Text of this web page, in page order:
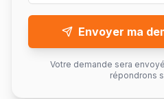
Envoyer ma
Votre demande sera
répondrons